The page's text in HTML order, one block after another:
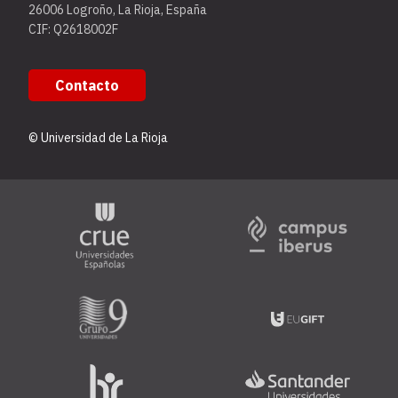
26006 Logroño, La Rioja, España
CIF: Q2618002F
Contacto
© Universidad de La Rioja